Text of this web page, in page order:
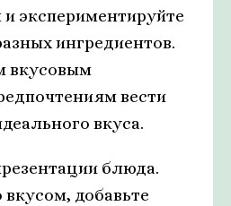
и экспериментируйте
ингредиентов.
вкусовым
вести
вкуса.
блюда.
добавьте